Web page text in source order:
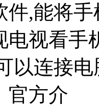
件,能将
电视看手
以连接
官方介